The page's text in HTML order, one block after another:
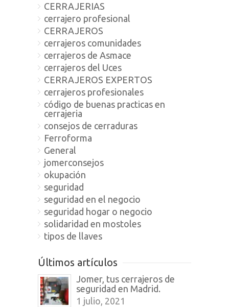
CERRAJERIAS
cerrajero profesional
CERRAJEROS
cerrajeros comunidades
cerrajeros de Asmace
cerrajeros del Uces
CERRAJEROS EXPERTOS
cerrajeros profesionales
código de buenas practicas en
cerrajeria
consejos de cerraduras
Ferroforma
General
jomerconsejos
okupación
seguridad
seguridad en el negocio
seguridad hogar o negocio
solidaridad en mostoles
tipos de llaves
Últimos artículos
Jomer, tus cerrajeros de
seguridad en Madrid.
1 julio, 2021